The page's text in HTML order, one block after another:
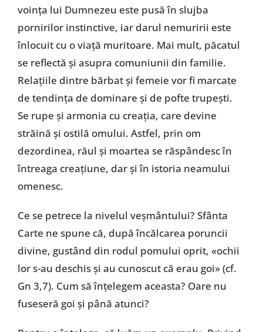
voința lui Dumnezeu este pusă în slujba
pornirilor instinctive, iar darul nemuririi este
înlocuit cu o viață muritoare. Mai mult, păcatul
se reflectă și asupra comuniunii din familie.
Relațiile dintre bărbat și femeie vor fi marcate
de tendința de dominare și de pofte trupești.
Se rupe și armonia cu creația, care devine
străină și ostilă omului. Astfel, prin om
dezordinea, răul și moartea se răspândesc în
întreaga creațiune, dar și în istoria neamului
omenesc.
Ce se petrece la nivelul veșmântului? Sfânta
Carte ne spune că, după încălcarea poruncii
divine, gustând din rodul pomului oprit, «ochii
lor s-au deschis și au cunoscut că erau goi» (cf.
Gn 3,7). Cum să înțelegem aceasta? Oare nu
fuseseră goi și până atunci?